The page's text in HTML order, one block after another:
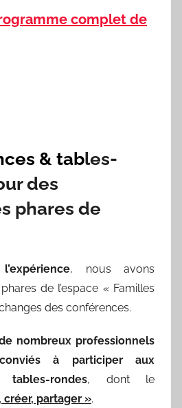
complet de
& tables-
des
phares de
, nous avons
de l’espace « Familles
des conférences.
nombreux professionnels
à participer aux
rondes, dont le
créer, partager ».